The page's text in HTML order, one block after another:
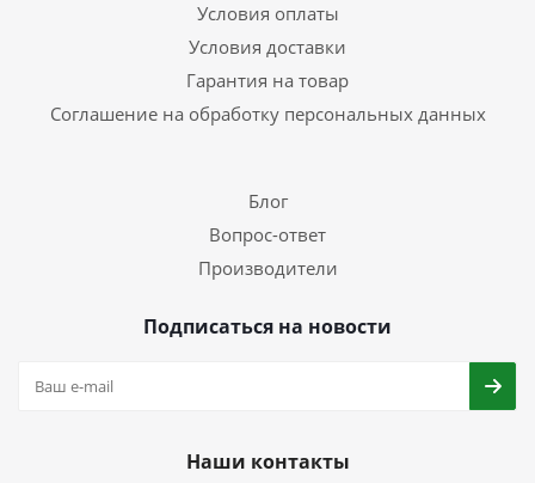
Условия оплаты
Условия доставки
Гарантия на товар
Соглашение на обработку персональных данных
Блог
Вопрос-ответ
Производители
Подписаться на новости
Наши контакты